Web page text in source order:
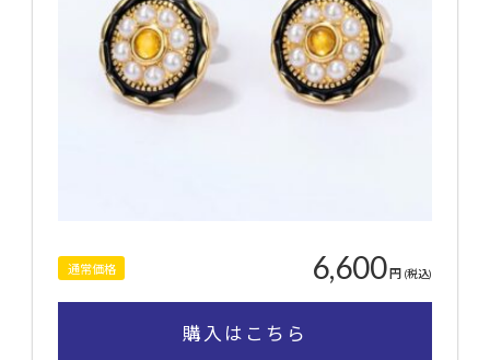
通常価格 6,600円 (税込)
購入はこちら